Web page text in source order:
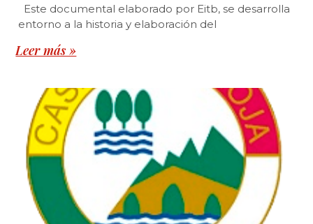
Este documental elaborado por Eitb, se desarrolla
entorno a la historia y elaboración del
Leer más »